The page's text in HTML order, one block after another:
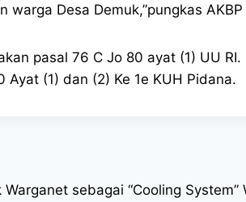
warga Desa Demuk,”pungkas
pasal 76 C Jo 80 ayat (1) UU
Ayat (1) dan (2) Ke 1e KUH Pidana.
sebagai “Cooling System”